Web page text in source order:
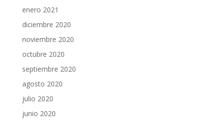
enero 2021
diciembre 2020
noviembre 2020
octubre 2020
septiembre 2020
agosto 2020
julio 2020
junio 2020